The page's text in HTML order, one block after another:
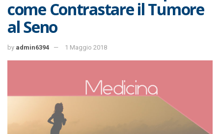
come Contrastare il Tumore
al Seno
by admin6394 1 Maggio 2018